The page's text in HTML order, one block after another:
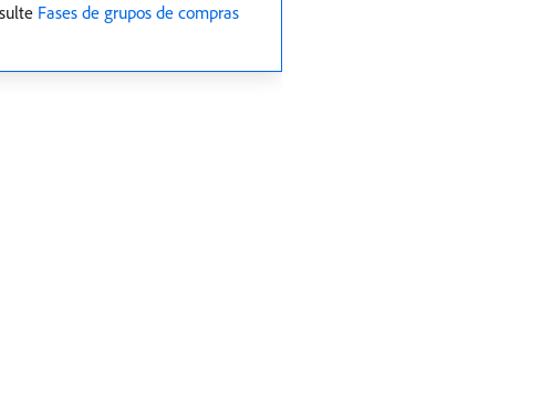
Fases de grupos de compras